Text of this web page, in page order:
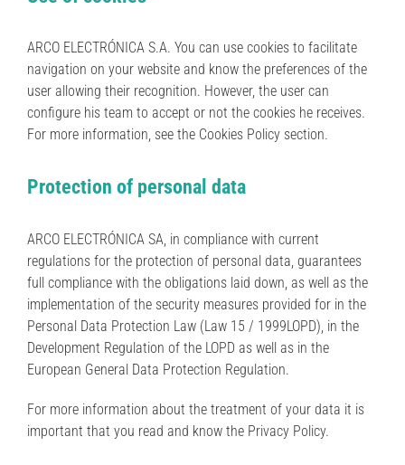
ARCO ELECTRÓNICA S.A. You can use cookies to facilitate
navigation on your website and know the preferences of the
user allowing their recognition. However, the user can
configure his team to accept or not the cookies he receives.
For more information, see the Cookies Policy section.
Protection of personal data
ARCO ELECTRÓNICA SA, in compliance with current
regulations for the protection of personal data, guarantees
full compliance with the obligations laid down, as well as the
implementation of the security measures provided for in the
Personal Data Protection Law (Law 15 / 1999LOPD), in the
Development Regulation of the LOPD as well as in the
European General Data Protection Regulation.
For more information about the treatment of your data it is
important that you read and know the Privacy Policy.